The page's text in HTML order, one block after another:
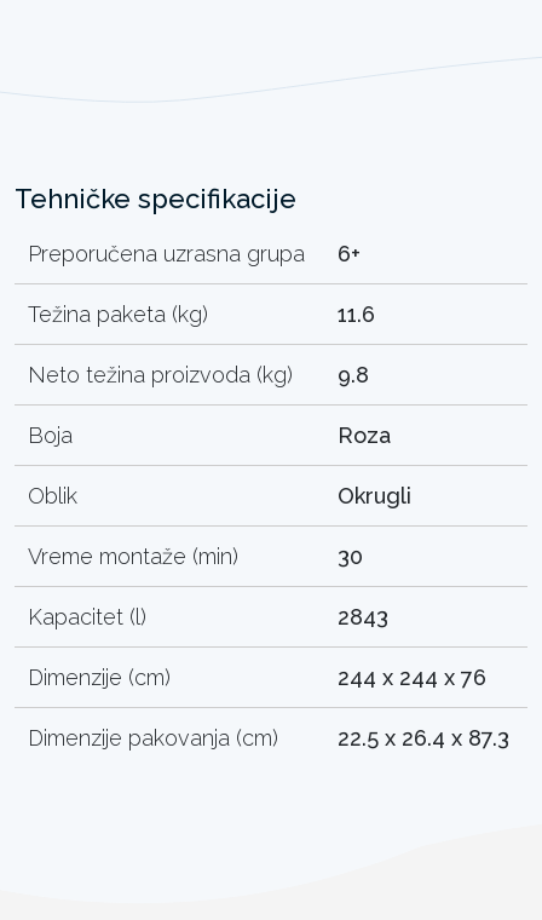
Tehničke specifikacije
Preporučena uzrasna grupa 6+
Težina paketa (kg) 11.6
Neto težina proizvoda (kg) 9.8
Boja Roza
Oblik Okrugli
Vreme montaže (min) 30
Kapacitet (l) 2843
Dimenzije (cm) 244 x 244 x 76
Dimenzije pakovanja (cm) 22.5 x 26.4 x 87.3